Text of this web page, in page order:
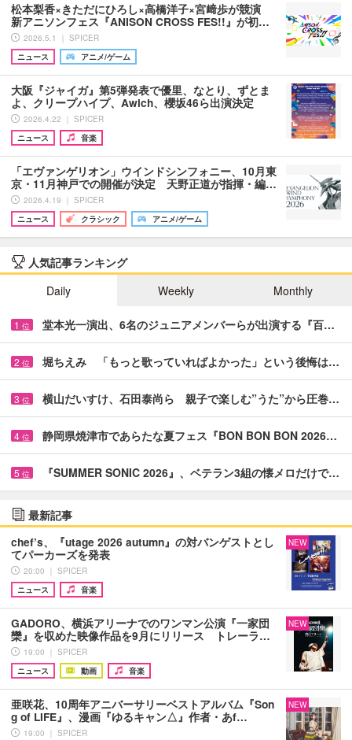
松本梨香×きただにひろし×高橋洋子×宮﨑歩が競演
新アニソンフェス『ANISON CROSS FES!!』が初…
2026.5.1 ｜ SPICER
ニュース
アニメ/ゲーム
大阪『ジャイガ』第5弾発表で優里、なとり、ずとま
よ、クリープハイプ、Awich、櫻坂46ら出演決定
2026.4.22 ｜ SPICER
ニュース
音楽
「エヴァンゲリオン」ウインドシンフォニー、10月東
京・11月神戸での開催が決定 天野正道が指揮・編…
2026.4.19 ｜ SPICER
ニュース
クラシック アニメ/ゲーム
人気記事ランキング
Daily
Weekly Monthly
1 位 堂本光一演出、6名のジュニアメンバーらが出演する『百…
2 位 堀ちえみ 「もっと歌っていればよかった」という後悔は…
3 位 横山だいすけ、石田泰尚ら 親子で楽しむ”うた”から圧巻…
4 位 静岡県焼津市であらたな夏フェス『BON BON BON 2026…
5 位 『SUMMER SONIC 2026』、ベテラン3組の懐メロだけで…
最新記事
chef’s、『utage 2026 autumn』の対バンゲストとし
てパーカーズを発表
20:00 ｜ SPICER
ニュース
音楽
NEW
GADORO、横浜アリーナでのワンマン公演『一家団
欒』を収めた映像作品を9月にリリース トレーラ…
19:00 ｜ SPICER
ニュース
動画 音楽
NEW
亜咲花、10周年アニバーサリーベストアルバム『Son
g of LIFE』、漫画『ゆるキャン△』作者・あf…
19:00 ｜ SPICER
NEW